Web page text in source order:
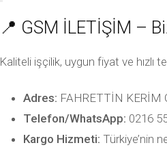
📍 GSM İLETİŞİM –
Kaliteli işçilik, uygun fiyat ve hızlı
Adres: FAHRETTİN KERİM
Telefon/WhatsApp: 0216
Kargo Hizmeti: Türkiye’nin